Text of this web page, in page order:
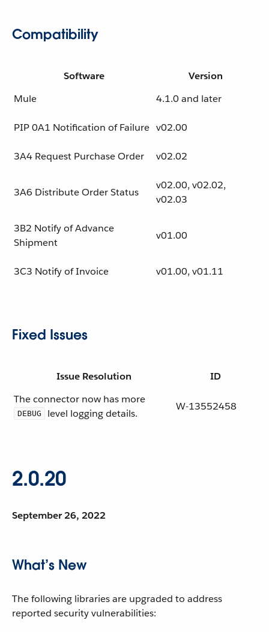
Compatibility
Software
Version
Mule
4.1.0 and later
PIP 0A1 Notification of Failure v02.00
3A4 Request Purchase Order v02.02
3A6 Distribute Order Status
v02.00, v02.02,
v02.03
3B2 Notify of Advance
Shipment
v01.00
3C3 Notify of Invoice v01.00, v01.11
Fixed Issues
Issue Resolution
ID
The connector now has more
DEBUG level logging details.
W-13552458
2.0.20
September 26, 2022
What’s New
The following libraries are upgraded to address
reported security vulnerabilities: